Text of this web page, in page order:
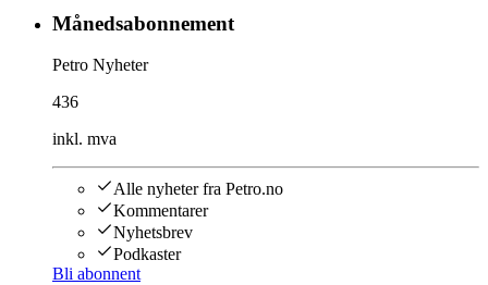
Månedsabonnement
Petro Nyheter
436
inkl. mva
Alle nyheter fra Petro.no
Kommentarer
Nyhetsbrev
Podkaster
Bli abonnent